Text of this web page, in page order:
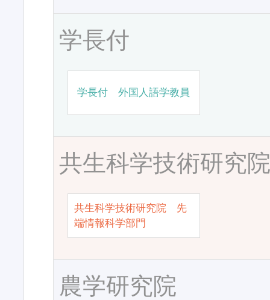
学長付
学長付 外国人語学教員
共生科学技術研究
共生科学技術研究院 先
端情報科学部門
農学研究院